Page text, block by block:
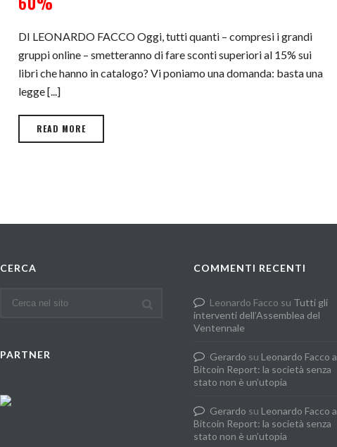
DI LEONARDO FACCO Oggi, tutti quanti – compresi i grandi
gruppi online – smetteranno di fare sconti superiori al 15% sui
libri che hanno in catalogo? Vi poniamo una domanda: basta una
legge [...]
READ MORE
CERCA
PARTNER
COMMENTI RECENTI
Leonardo Facco su Tutti gli
interventi dell’Assemblea del
Ventennale
Gerardo su Leonardo Facco a
Bitcoin Report: la società senza
stato non è un’utopia
Gerardo su Leonardo Facco a
Bitcoin Report: la società senza
stato non è un’utopia